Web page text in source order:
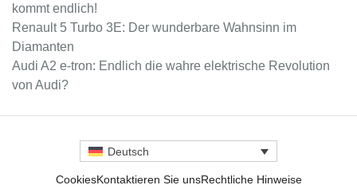
kommt endlich!
Renault 5 Turbo 3E: Der wunderbare Wahnsinn im
Diamanten
Audi A2 e-tron: Endlich die wahre elektrische Revolution
von Audi?
Deutsch
CookiesKontaktieren Sie unsRechtliche Hinweise